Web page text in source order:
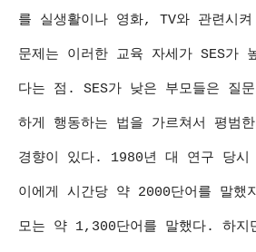
를 실생활이나 영화, TV와 관련시
문제는 이러한 교육 자세가 SES가
다는 점. SES가 낮은 부모들은 질
하게 행동하는 법을 가르쳐서 평범
경향이 있다. 1980년 대 연구 당시
이에게 시간당 약 2000단어를 말했
모는 약 1,300단어를 말했다. 하지